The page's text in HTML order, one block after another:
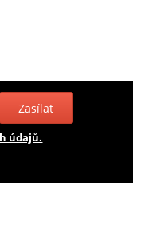
Zasílat
údajů.